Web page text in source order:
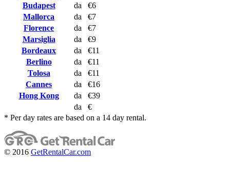
Budapest
da
€6
Mallorca
da
€7
Florence
da
€7
Marsiglia
da
€9
Bordeaux
da
€11
Berlino
da
€11
Tolosa
da
€11
Cannes
da
€16
Hong Kong
da
€39
da
€
* Per day rates are based on a 14 day rental.
© 2016 GetRentalCar.com